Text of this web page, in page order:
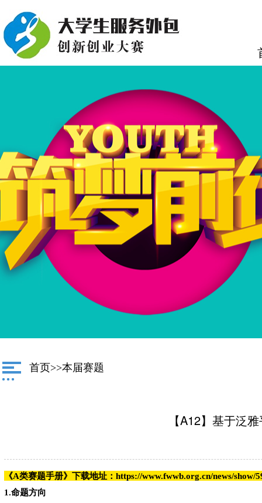
首页>>本届赛题
【A12】基于泛
《A类赛题手册》下载地址：https://www.fwwb.org.cn/news/show/
1.命题方向